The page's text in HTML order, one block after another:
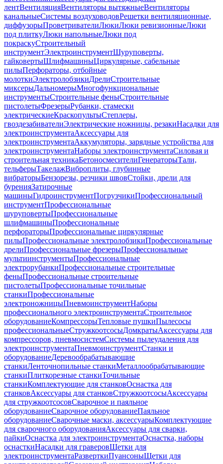
лентВентиляцияВентиляторы вытяжныеВентиляторы
канальныеСистемы воздуховодовРешетки вентиляционные,
диффузорыПроветривателиЛюкиЛюки ревизионныеЛюки
под плиткуЛюки напольныеЛюки под
покраскуСтроительный
инструментЭлектроинструментШуруповерты,
гайковертыШлифмашиныЦиркулярные, сабельные
пилыПерфораторы, отбойные
молоткиЭлектролобзикиДрелиСтроительные
миксерыДальномерыМногофункциональные
инструментыСтроительные феныСтроительные
пистолетыФрезерыРубанки, стамески
электрическиеКраскопультыСтеплеры,
гвоздезабивателиЭлектрические ножницы, резакиНасадки для
электроинструментаАксессуары для
электроинструментаАккумуляторы, зарядные устройства для
электроинструментаНаборы электроинструментаСиловая и
строительная техникаБетоносмесителиГенераторыТали,
тельферыТакелажВиброплиты, глубинные
вибраторыБензорезы, резчики швовСтойки, дрели для
буренияЗатирочные
машиныГидроинструментПогрузчикиПрофессиональный
инструментПрофессиональные
шуруповертыПрофессиональные
шлифмашиныПрофессиональные
перфораторыПрофессиональные циркулярные
пилыПрофессиональные электролобзикиПрофессиональные
дрелиПрофессиональные фрезерыПрофессиональные
мультиинструментыПрофессиональные
электрорубанкиПрофессиональные строительные
феныПрофессиональные строительные
пистолетыПрофессиональные точильные
станкиПрофессиональные
электроножницыПневмоинструментНаборы
профессионального электроинструментаСтроительное
оборудованиеКомпрессорыТепловые пушкиПылесосы
профессиональныеСтружкоотсосыДомкратыАксессуары для
компрессоров, пневмосистемСистемы пылеудаления для
электроинструментаПневмоинструментСтанки и
оборудованиеДеревообрабатывающие
станкиЛенточнопильные станкиМеталлообрабатывающие
станкиПлиткорезные станкиТочильные
станкиКомплектующие для станковОснастка для
станковАксессуары для станковСтружкоотсосыАксессуары
для стружкоотсосовСварочное и паяльное
оборудованиеСварочное оборудованиеПаяльное
оборудованиеСварочные маски, аксессуарыКомплектующие
для сварочного оборудованияАксессуары для сварки,
пайкиОснастка для электроинструментаОснастка, наборы
оснасткиНасадки для граверовЩетки для
электроинструментаРазверткиПуансоныЩетки для